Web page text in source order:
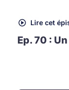
Lire cet
Ep. 70 :